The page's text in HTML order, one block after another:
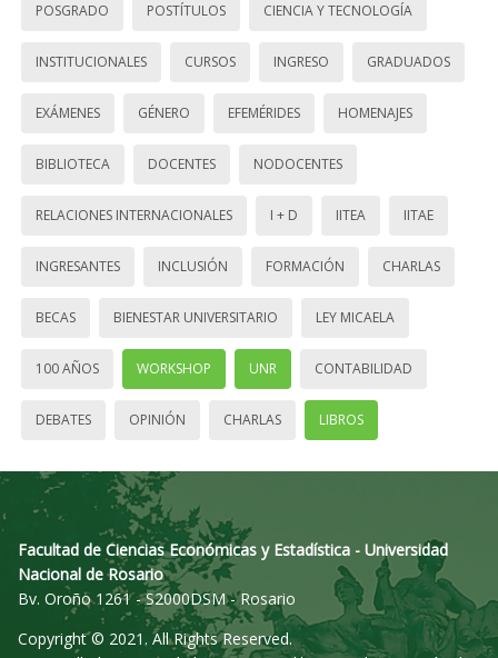
POSGRADO POSTÍTULOS CIENCIA Y TECNOLOGÍA
INSTITUCIONALES CURSOS INGRESO GRADUADOS
EXÁMENES GÉNERO EFEMÉRIDES HOMENAJES
BIBLIOTECA DOCENTES NODOCENTES
RELACIONES INTERNACIONALES I + D IITEA IITAE
INGRESANTES INCLUSIÓN FORMACIÓN CHARLAS
BECAS BIENESTAR UNIVERSITARIO LEY MICAELA
100 AÑOS WORKSHOP UNR CONTABILIDAD
DEBATES OPINIÓN CHARLAS LIBROS
Facultad de Ciencias Económicas y Estadística - Universidad
Nacional de Rosario
Bv. Oroño 1261 - S2000DSM - Rosario
Copyright © 2021. All Rights Reserved.